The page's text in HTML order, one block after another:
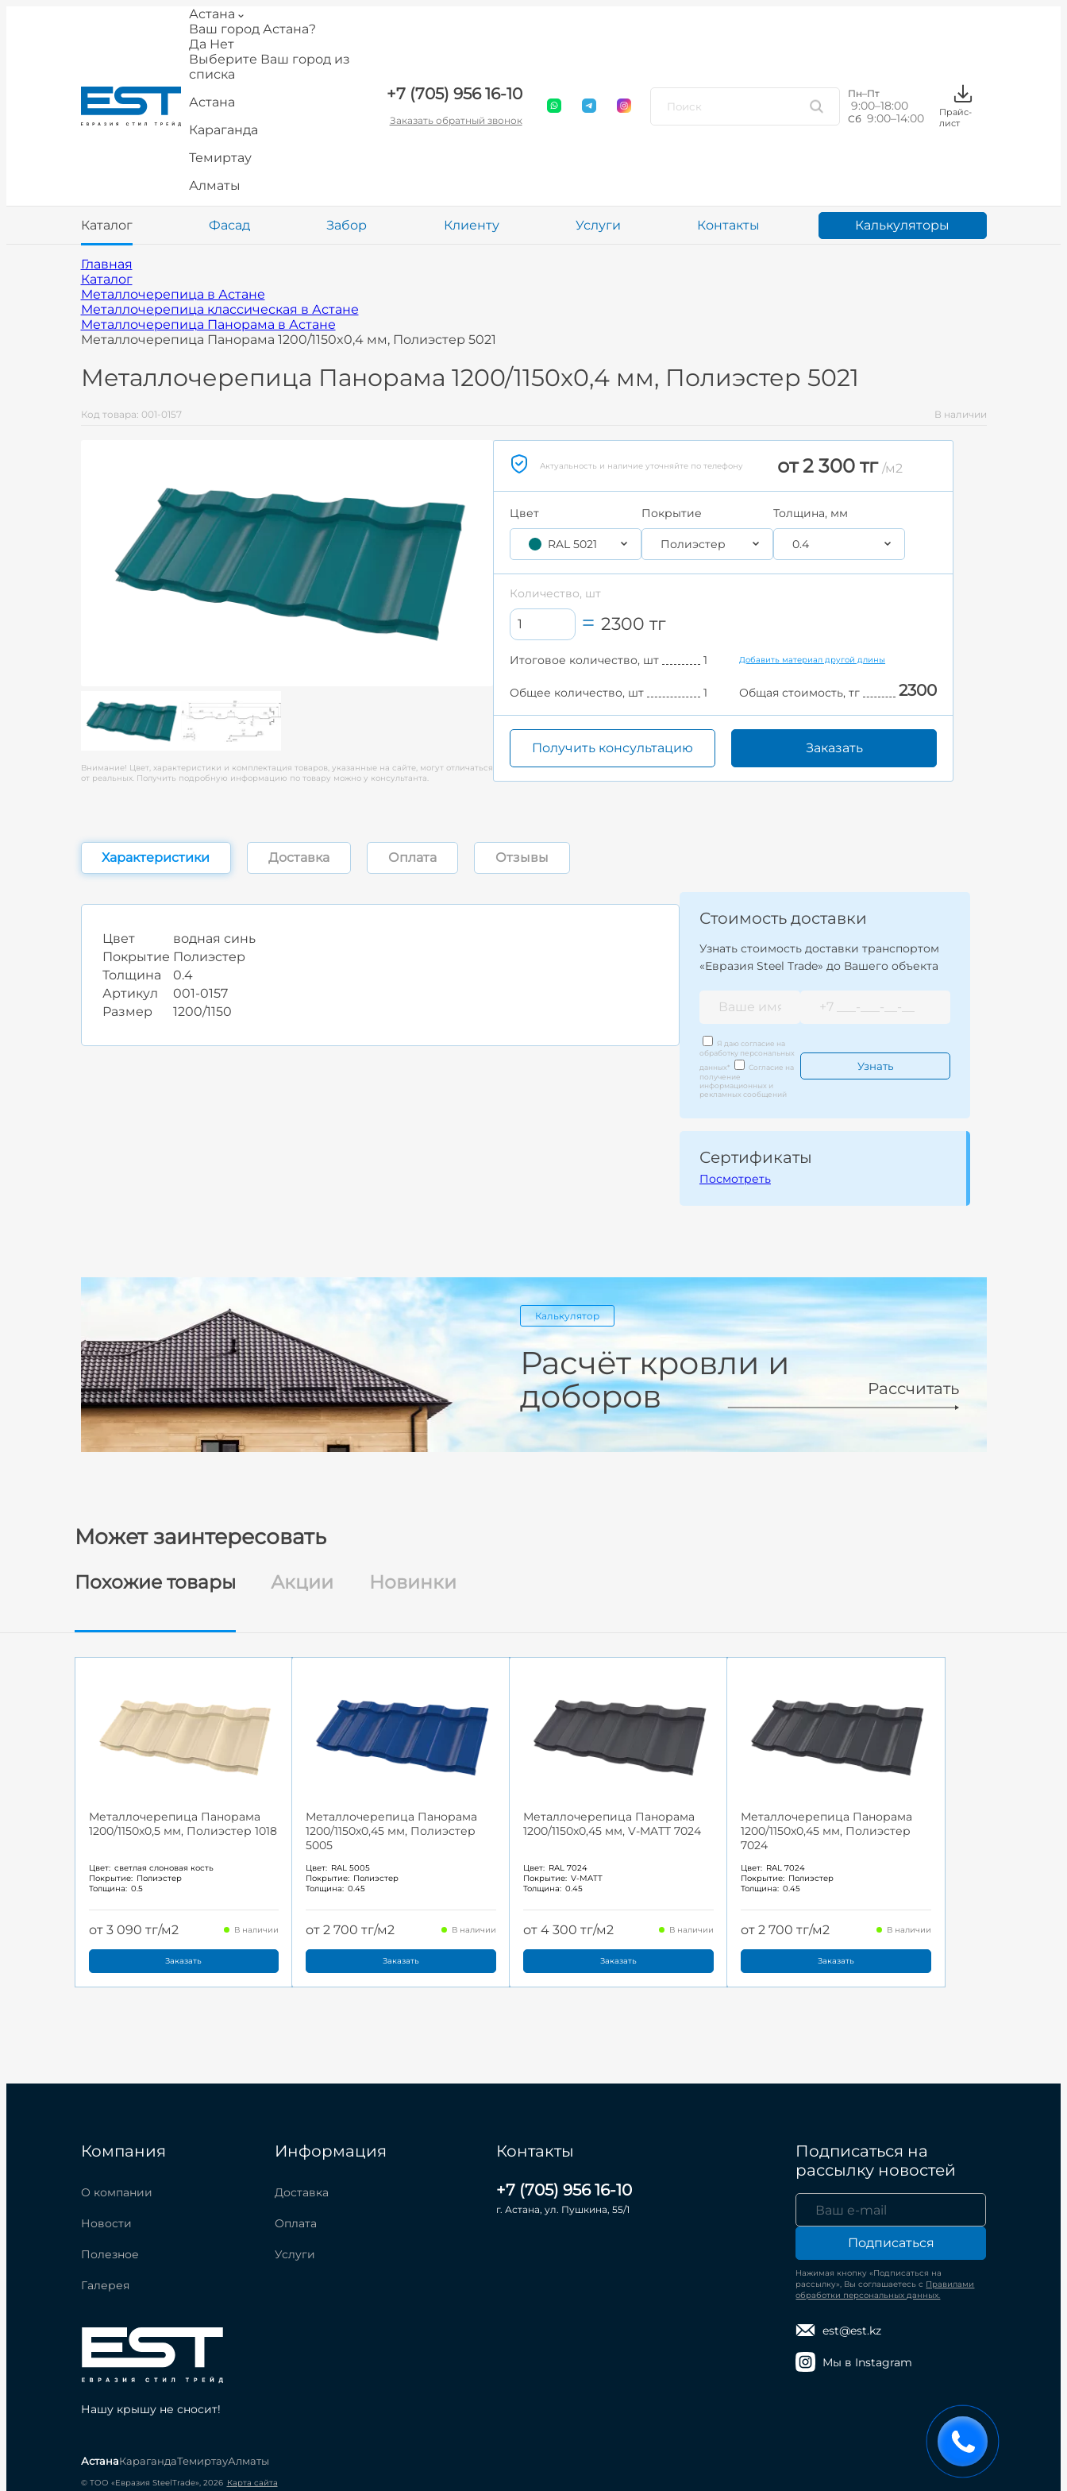
Астана
Ваш город Астана?
Да Нет
Выберите Ваш город из
списка
Астана
Караганда
Темиртау
Алматы
+7 (705) 956 16-10
Заказать обратный звонок
Пн–Пт
9:00–18:00
Сб 9:00–14:00
Прайс-
лист
Каталог Фасад Забор Клиенту Услуги Контакты Калькуляторы
Главная
Каталог
Металлочерепица в Астане
Металлочерепица классическая в Астане
Металлочерепица Панорама в Астане
Металлочерепица Панорама 1200/1150x0,4 мм, Полиэстер 5021
Металлочерепица Панорама 1200/1150x0,4 мм, Полиэстер 5021
Код товара: 001-0157 В наличии
Внимание! Цвет, характеристики и комплектация товаров, указанные на сайте, могут отличаться
от реальных. Получить подробную информацию по товару можно у консультанта.
Актуальность и наличие уточняйте по телефону от 2 300 тг/м2
Цвет
RAL 5021
Покрытие
Полиэстер
Толщина, мм
0.4
Количество, шт
2300 тг
Итоговое количество, шт 1 Добавить материал другой длины
Общее количество, шт 1 Общая стоимость, тг 2300
Получить консультацию Заказать
Характеристики Доставка Оплата Отзывы
Цвет
водная синь
Покрытие Полиэстер
Толщина
0.4
Артикул
001-0157
Размер
1200/1150
Стоимость доставки
Узнать стоимость доставки транспортом
«Евразия Steel Trade» до Вашего объекта
Я даю согласие на
обработку персональных
данных*
Согласие на
получение
информационных и
рекламных сообщений
Сертификаты
Посмотреть
Калькулятор
Расчёт кровли и
доборов
Рассчитать
Может заинтересовать
Похожие товары Акции Новинки
Металлочерепица Панорама
1200/1150x0,5 мм, Полиэстер 1018
Цвет: светлая слоновая кость
Покрытие: Полиэстер
Толщина: 0.5
от 3 090 тг/м2 В наличии
Заказать
Металлочерепица Панорама
1200/1150x0,45 мм, Полиэстер
5005
Цвет: RAL 5005
Покрытие: Полиэстер
Толщина: 0.45
от 2 700 тг/м2 В наличии
Заказать
Металлочерепица Панорама
1200/1150x0,45 мм, V-MATT 7024
Цвет: RAL 7024
Покрытие: V-MATT
Толщина: 0.45
от 4 300 тг/м2 В наличии
Заказать
Металлочерепица Панорама
1200/1150x0,45 мм, Полиэстер
7024
Цвет: RAL 7024
Покрытие: Полиэстер
Толщина: 0.45
от 2 700 тг/м2 В наличии
Заказать
Компания
О компании
Новости
Полезное
Галерея
Информация
Доставка
Оплата
Услуги
Контакты
+7 (705) 956 16-10
г. Астана, ул. Пушкина, 55/1
Подписаться на
рассылку новостей
Подписаться
Нажимая кнопку «Подписаться на
рассылку», Вы соглашаетесь с Правилами
обработки персональных данных.
est@est.kz
Мы в Instagram
Нашу крышу не сносит!
АстанаКарагандаТемиртауАлматы
© ТОО «Евразия SteelTrade», 2026 Карта сайта